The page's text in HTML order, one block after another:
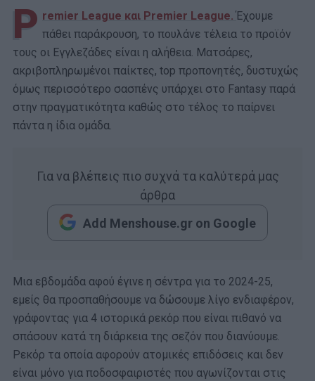
P remier League και Premier League. Έχουμε
πάθει παράκρουση, το πουλάνε τέλεια το προϊόν
τους οι Εγγλεζάδες είναι η αλήθεια. Ματσάρες,
ακριβοπληρωμένοι παίκτες, top προπονητές, δυστυχώς
όμως περισσότερο σασπένς υπάρχει στο Fantasy παρά
στην πραγματικότητα καθώς στο τέλος το παίρνει
πάντα η ίδια ομάδα.
Για να βλέπεις πιο συχνά τα καλύτερά μας
άρθρα
Add Menshouse.gr on Google
Μια εβδομάδα αφού έγινε η σέντρα για το 2024-25,
εμείς θα προσπαθήσουμε να δώσουμε λίγο ενδιαφέρον,
γράφοντας για 4 ιστορικά ρεκόρ που είναι πιθανό να
σπάσουν κατά τη διάρκεια της σεζόν που διανύουμε.
Ρεκόρ τα οποία αφορούν ατομικές επιδόσεις και δεν
είναι μόνο για ποδοσφαιριστές που αγωνίζονται στις